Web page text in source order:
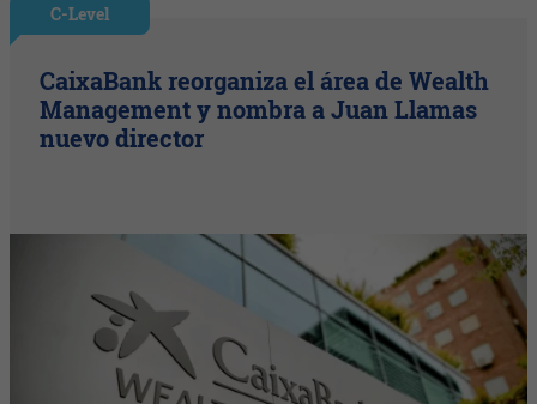
C-Level
CaixaBank reorganiza el área de Wealth
Management y nombra a Juan Llamas
nuevo director